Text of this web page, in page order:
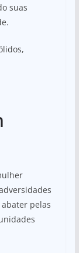
suas
pelas